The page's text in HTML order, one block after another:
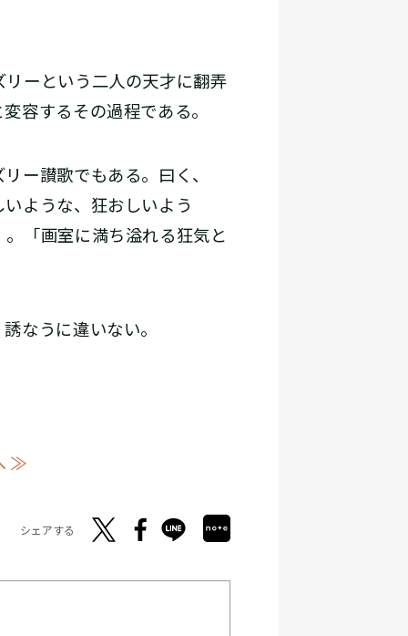
ーという二人の天才に翻弄
容するその過程である。
ー讃歌でもある。曰く、
ような、狂おしいよう
「画室に満ち溢れる狂気と
なうに違いない。
≫
シェアする